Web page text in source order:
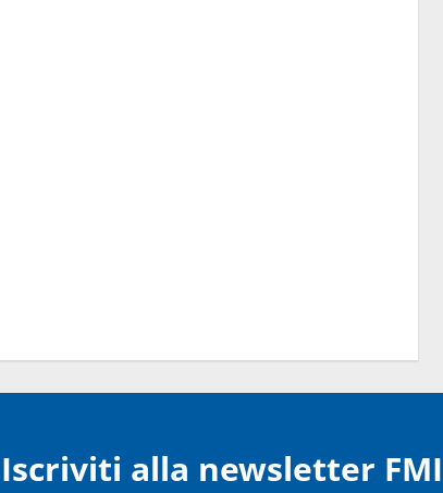
Iscriviti alla newsletter FMI